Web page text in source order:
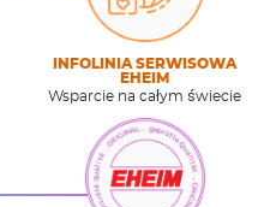
INFOLINIA SERWISOWA
EHEIM
Wsparcie na całym świecie